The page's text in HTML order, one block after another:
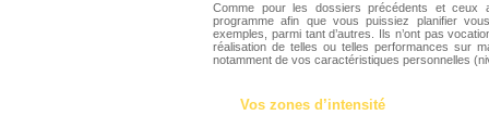
Comme pour les dossiers précédents et ceux
programme afin que vous puissiez planifier
exemples, parmi tant d’autres. Ils n’ont pas
réalisation de telles ou telles performances sur
notamment de vos caractéristiques personnelles
Vos zones d’intensité